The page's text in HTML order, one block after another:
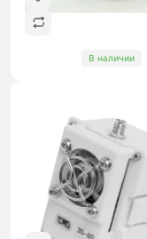
В наличии